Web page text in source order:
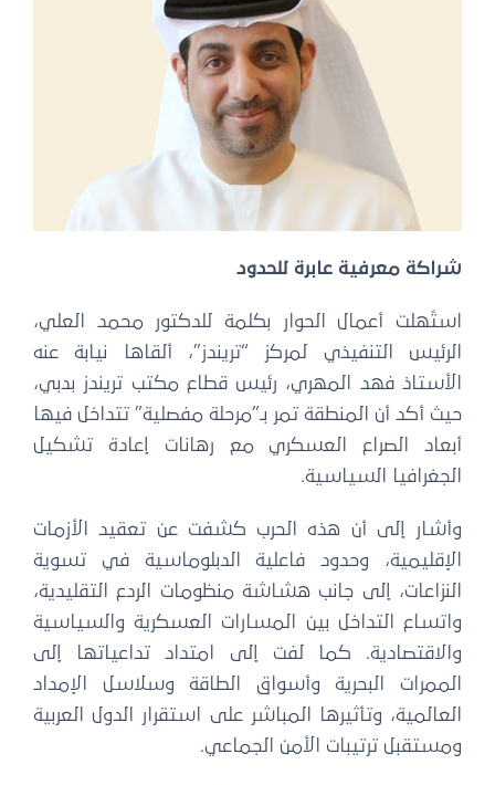
شراكة معرفية عابرة للحدود
استُهلت أعمال الحوار بكلمة للدكتور محمد العلي،
الرئيس التنفيذي لمركز “تريندز”، ألقاها نيابة عنه
الأستاذ فهد المهري، رئيس قطاع مكتب تريندز بدبي،
حيث أكد أن المنطقة تمر بـ”مرحلة مفصلية” تتداخل فيها
أبعاد الصراع العسكري مع رهانات إعادة تشكيل
الجغرافيا السياسية.
وأشار إلى أن هذه الحرب كشفت عن تعقيد الأزمات
الإقليمية، وحدود فاعلية الدبلوماسية في تسوية
النزاعات، إلى جانب هشاشة منظومات الردع التقليدية،
واتساع التداخل بين المسارات العسكرية والسياسية
والاقتصادية. كما لفت إلى امتداد تداعياتها إلى
الممرات البحرية وأسواق الطاقة وسلاسل الإمداد
العالمية، وتأثيرها المباشر على استقرار الدول العربية
ومستقبل ترتيبات الأمن الجماعي.